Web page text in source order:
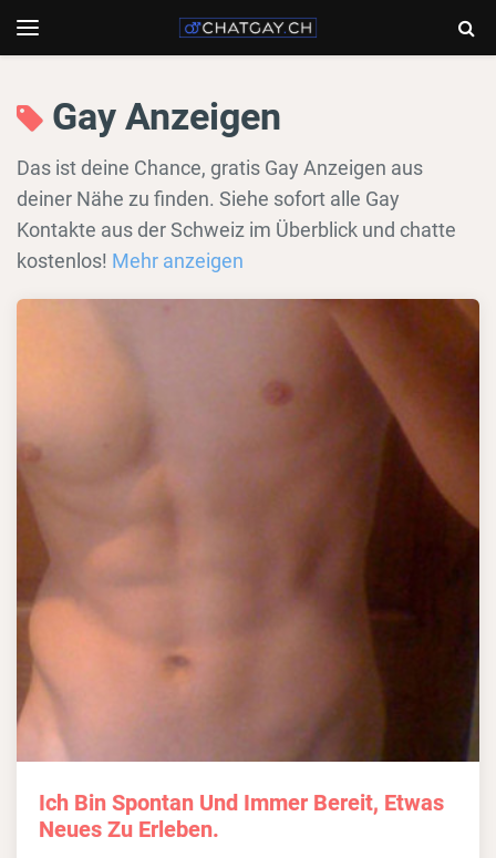
navigation
Gay Anzeigen
Das ist deine Chance, gratis Gay Anzeigen aus
deiner Nähe zu finden. Siehe sofort alle Gay
Kontakte aus der Schweiz im Überblick und chatte
kostenlos! Mehr anzeigen
Ich Bin Spontan Und Immer Bereit, Etwas
Neues Zu Erleben.